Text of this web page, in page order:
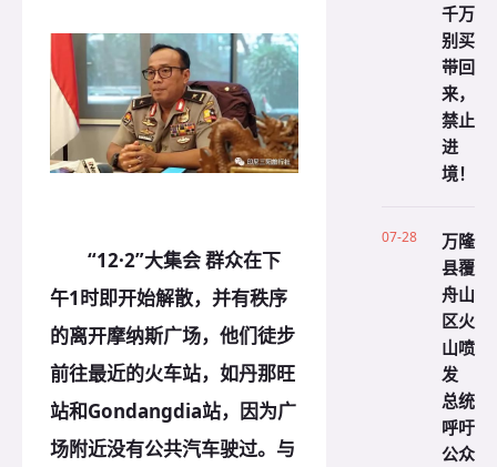
“12·2”大集会 群众在下
午1时即开始解散，并有秩序
的离开摩纳斯广场，他们徒步
前往最近的火车站，如丹那旺
站和Gondangdia站，因为广
场附近没有公共汽车驶过。与
千万
别买
带回
来，
禁止
进
境！
07-28
万隆
县覆
舟山
区火
山喷
发
总统
呼吁
公众